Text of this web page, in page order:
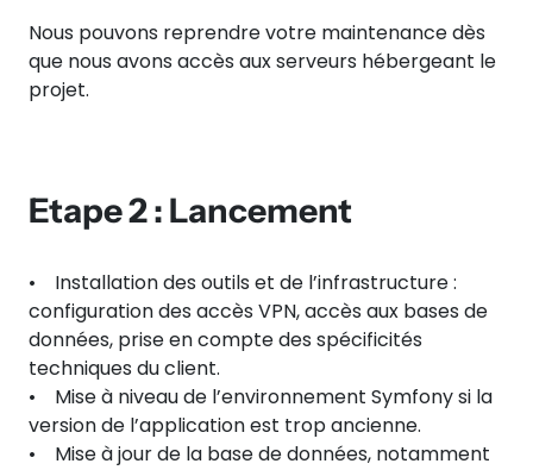
Nous pouvons reprendre votre maintenance dès
que nous avons accès aux serveurs hébergeant le
projet.
Etape 2 : Lancement
• Installation des outils et de l’infrastructure :
configuration des accès VPN, accès aux bases de
données, prise en compte des spécificités
techniques du client.
• Mise à niveau de l’environnement Symfony si la
version de l’application est trop ancienne.
• Mise à jour de la base de données, notamment